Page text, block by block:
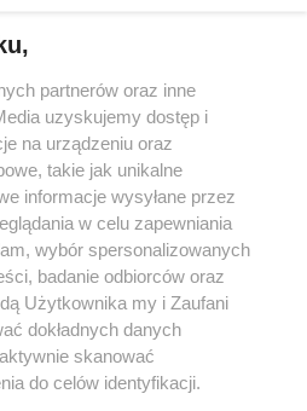
nie może być powielany i
w jakikolwiek sposób (w
na jakimkolwiek polu
włącznie z umieszczaniem w
praw. Jakiekolwiek użycie lub
lub w części z naruszeniem prawa,
pod groźbą kary i może być
partnerów oraz inne
uzyskujemy dostęp i
na urządzeniu oraz
takie jak unikalne
informacje wysyłane przez
w celu zapewniania
wybór spersonalizowanych
badanie odbiorców oraz
Użytkownika my i Zaufani
dokładnych danych
skanować
do celów identyfikacji.